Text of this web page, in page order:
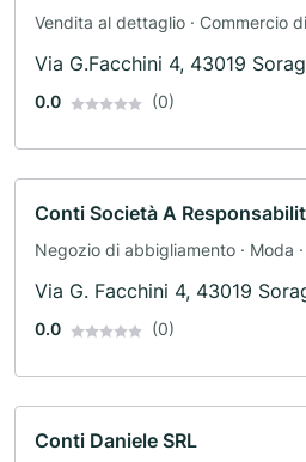
Vendita al dettaglio · Commercio
Via G.Facchini 4, 43019
0.0 (0)
Conti Società A
Negozio di abbigliamento · Moda
Via G. Facchini 4, 43019
0.0 (0)
Conti Daniele SRL